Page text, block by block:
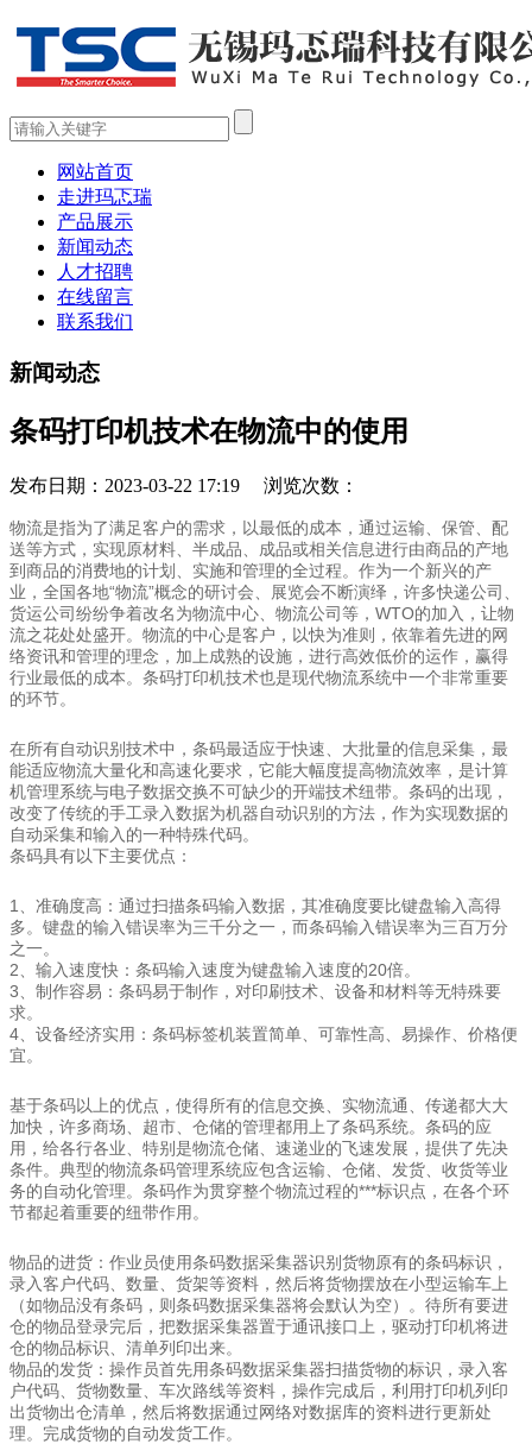
网站首页
走进玛忑瑞
产品展示
新闻动态
人才招聘
在线留言
联系我们
新闻动态
条码打印机技术在物流中的使用
发布日期：2023-03-22 17:19 浏览次数：
物流是指为了满足客户的需求，以最低的成本，通过运输、保管、配
送等方式，实现原材料、半成品、成品或相关信息进行由商品的产地
到商品的消费地的计划、实施和管理的全过程。作为一个新兴的产
业，全国各地“物流”概念的研讨会、展览会不断演绎，许多快递公司、
货运公司纷纷争着改名为物流中心、物流公司等，WTO的加入，让物
流之花处处盛开。物流的中心是客户，以快为准则，依靠着先进的网
络资讯和管理的理念，加上成熟的设施，进行高效低价的运作，赢得
行业最低的成本。条码打印机技术也是现代物流系统中一个非常重要
的环节。
在所有自动识别技术中，条码最适应于快速、大批量的信息采集，最
能适应物流大量化和高速化要求，它能大幅度提高物流效率，是计算
机管理系统与电子数据交换不可缺少的开端技术纽带。条码的出现，
改变了传统的手工录入数据为机器自动识别的方法，作为实现数据的
自动采集和输入的一种特殊代码。
条码具有以下主要优点：
1、准确度高：通过扫描条码输入数据，其准确度要比键盘输入高得
多。键盘的输入错误率为三千分之一，而条码输入错误率为三百万分
之一。
2、输入速度快：条码输入速度为键盘输入速度的20倍。
3、制作容易：条码易于制作，对印刷技术、设备和材料等无特殊要
求。
4、设备经济实用：条码标签机装置简单、可靠性高、易操作、价格便
宜。
基于条码以上的优点，使得所有的信息交换、实物流通、传递都大大
加快，许多商场、超市、仓储的管理都用上了条码系统。条码的应
用，给各行各业、特别是物流仓储、速递业的飞速发展，提供了先决
条件。典型的物流条码管理系统应包含运输、仓储、发货、收货等业
务的自动化管理。条码作为贯穿整个物流过程的***标识点，在各个环
节都起着重要的纽带作用。
物品的进货：作业员使用条码数据采集器识别货物原有的条码标识，
录入客户代码、数量、货架等资料，然后将货物摆放在小型运输车上
（如物品没有条码，则条码数据采集器将会默认为空）。待所有要进
仓的物品登录完后，把数据采集器置于通讯接口上，驱动打印机将进
仓的物品标识、清单列印出来。
物品的发货：操作员首先用条码数据采集器扫描货物的标识，录入客
户代码、货物数量、车次路线等资料，操作完成后，利用打印机列印
出货物出仓清单，然后将数据通过网络对数据库的资料进行更新处
理。完成货物的自动发货工作。